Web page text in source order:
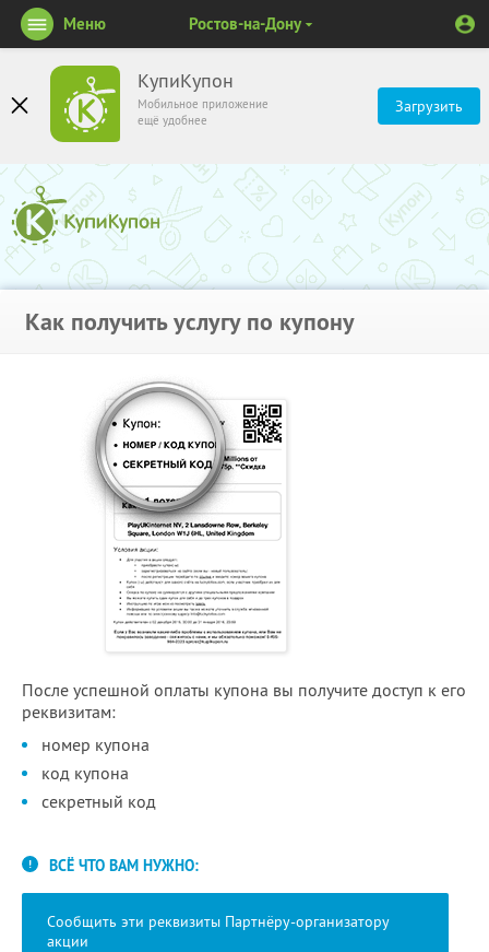
КупиКупон
Мобильное приложение
ещё удобнее
Загрузить
Меню Ростов-на-Дону
Как получить услугу по купону
После успешной оплаты купона вы получите доступ к его
реквизитам:
номер купона
код купона
секретный код
ВСЁ ЧТО ВАМ НУЖНО:
Сообщить эти реквизиты Партнёру-организатору
акции